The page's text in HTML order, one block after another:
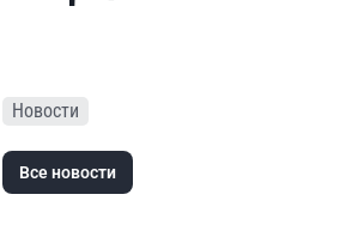
Новости
Все новости